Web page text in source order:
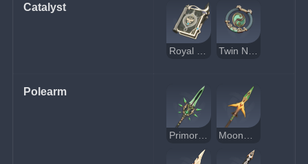
Catalyst
Polearm
Primordial Jade Winged-Spear